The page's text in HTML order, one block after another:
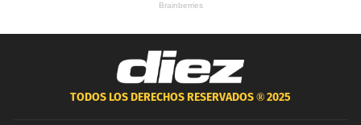
TODOS LOS DERECHOS RESERVADOS ®2025